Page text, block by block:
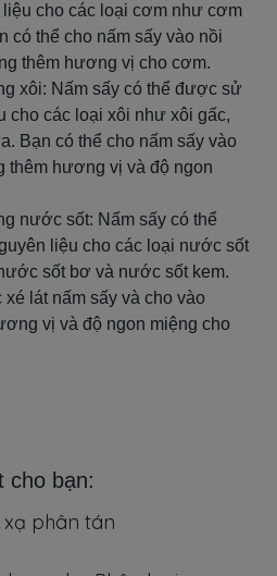
cho các loại cơm như cơm
có thể cho nấm sấy vào nồi
thêm hương vị cho cơm.
xôi: Nấm sấy có thể được sử
cho các loại xôi như xôi gấc,
Bạn có thể cho nấm sấy vào
thêm hương vị và độ ngon
nước sốt: Nấm sấy có thể
liệu cho các loại nước sốt
sốt bơ và nước sốt kem.
xé lát nấm sấy và cho vào
vị và độ ngon miệng cho
cho bạn:
xạ phân tán